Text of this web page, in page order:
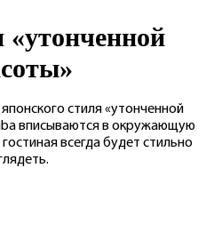
стиля «утонченной
вписываются в окружающую
всегда будет стильно